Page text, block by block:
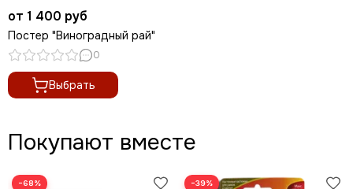
от 1 400 руб
Постер "Виноградный рай"
0
Выбрать
Покупают вместе
−68% −39%